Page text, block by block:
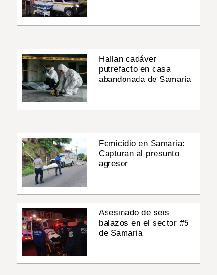
Hallan cadáver
putrefacto en casa
abandonada de Samaria
Femicidio en Samaria:
Capturan al presunto
agresor
Asesinado de seis
balazos en el sector #5
de Samaria